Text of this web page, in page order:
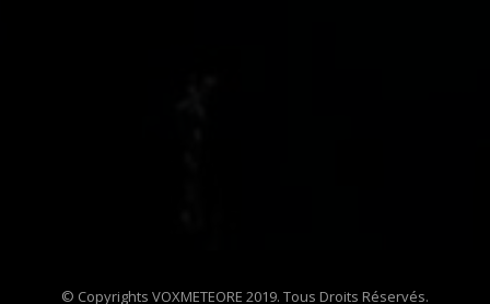
© Copyrights VOXMETEORE 2019. Tous Droits Réservés.